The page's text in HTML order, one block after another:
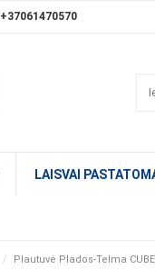
+37061470570
LAISVAI
Plautuvė Plados-Telma